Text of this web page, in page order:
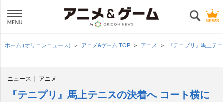
ホーム (オリコンニュース) アニメ&ゲーム TOP アニメ 『テニプリ』馬上テ
ニュース アニメ
『テニプリ』馬上テニスの決着へ コート横に